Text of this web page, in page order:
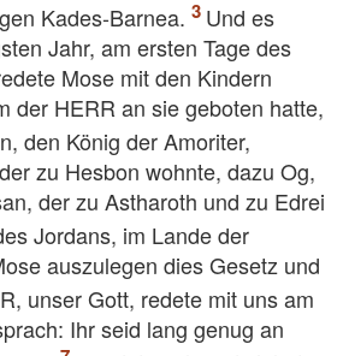
Kades-Barnea.
Und es
Jahr, am ersten Tage des
Mose mit den Kindern
der HERR an sie geboten hatte,
den König der Amoriter,
zu Hesbon wohnte, dazu Og,
der zu Astharoth und zu Edrei
Jordans, im Lande der
auszulegen dies Gesetz und
unser Gott, redete mit uns am
Ihr seid lang genug an